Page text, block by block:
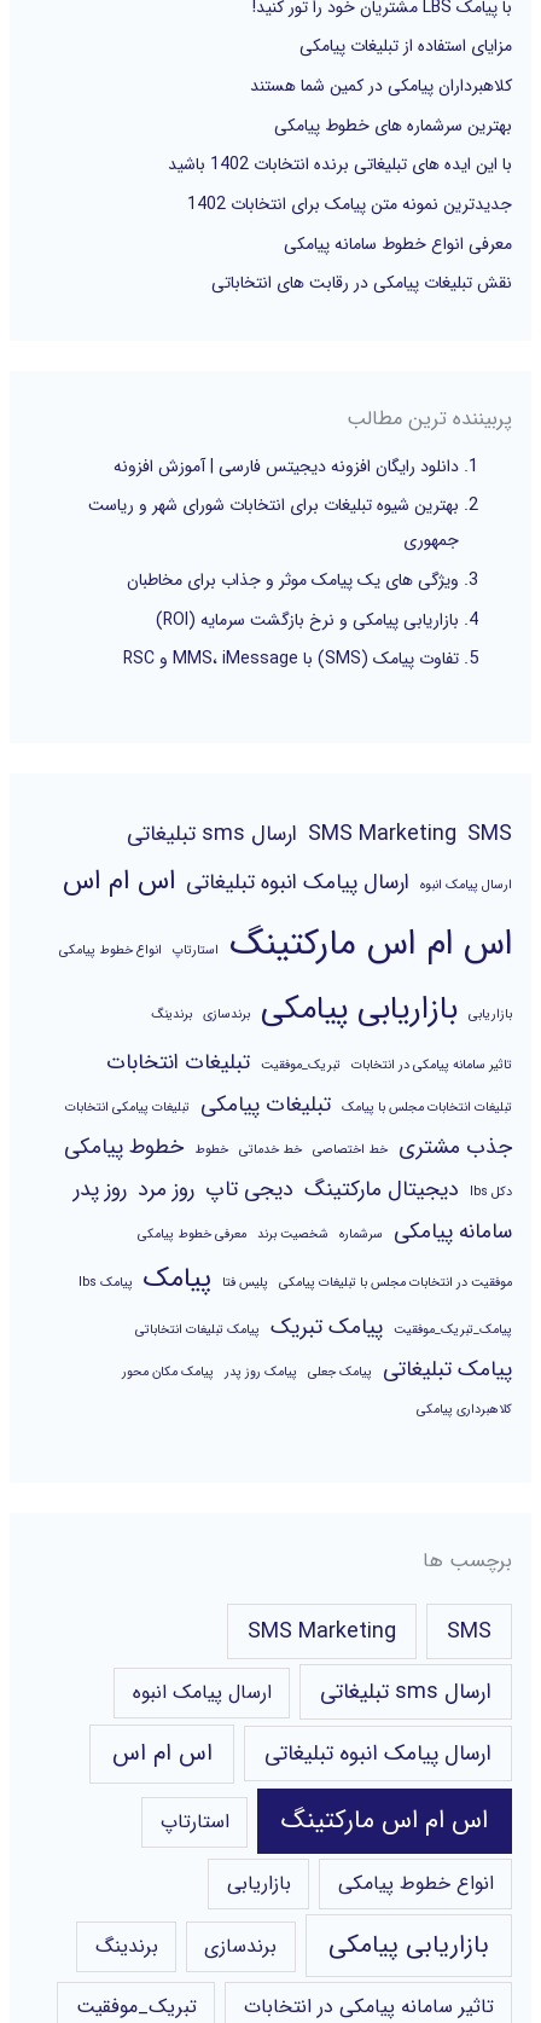
ا
ی
:
با پیامک LBS مشتریان خود را تور کنید!
مزایای استفاده از تبلیغات پیامکی
کلاهبرداران پیامکی در کمین شما هستند
بهترین سرشماره های خطوط پیامکی
با این ایده های تبلیغاتی برنده انتخابات 1402 باشید
جدیدترین نمونه متن پیامک برای انتخابات 1402
معرفی انواع خطوط سامانه پیامکی
نقش تبلیغات پیامکی در رقابت های انتخاباتی
پربیننده ترین مطالب
دانلود رایگان افزونه دیجیتس فارسی | آموزش افزونه
بهترین شیوه تبلیغات برای انتخابات شورای شهر و ریاست
جمهوری
ویژگی های یک پیامک موثر و جذاب برای مخاطبان
بازاریابی پیامکی و نرخ بازگشت سرمایه (ROI)
تفاوت پیامک (SMS) با MMS، iMessage و RSC
SMS
SMS Marketing ارسال sms تبلیغاتی
ارسال پیامک انبوه ارسال پیامک انبوه تبلیغاتی اس ام اس
اس ام اس مارکتینگ استارتاپ انواع خطوط پیامکی
بازاریابی بازاریابی پیامکی برندسازی برندینگ
تاثیر سامانه پیامکی در انتخابات تبریک_موفقیت تبلیغات انتخابات
تبلیغات انتخابات مجلس با پیامک تبلیغات پیامکی تبلیغات پیامکی انتخابات
جذب مشتری خط اختصاصی خط خدماتی خطوط خطوط پیامکی
دکل lbs دیجیتال مارکتینگ دیجی تاپ روز مرد روز پدر
سامانه پیامکی
سرشماره شخصیت برند معرفی خطوط پیامکی
موفقیت در انتخابات مجلس با تبلیغات پیامکی پلیس فتا پیامک پیامک lbs
پیامک_تبریک_موفقیت پیامک تبریک پیامک تبلیغات انتخاباتی
پیامک تبلیغاتی پیامک جعلی پیامک روز پدر پیامک مکان محور
کلاهبرداری پیامکی
برچسب ها
SMS
SMS Marketing
ارسال sms تبلیغاتی
ارسال پیامک انبوه
ارسال پیامک انبوه تبلیغاتی اس ام اس
اس ام اس مارکتینگ استارتاپ
انواع خطوط پیامکی بازاریابی
بازاریابی پیامکی برندسازی برندینگ
تاثیر سامانه پیامکی در انتخابات تبریک_موفقیت